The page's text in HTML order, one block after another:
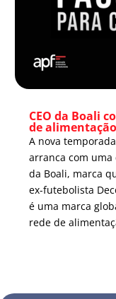
CEO da Boali
de
A nova
arranca com uma
da Boali, marca
ex-futebolista
é uma marca
rede de